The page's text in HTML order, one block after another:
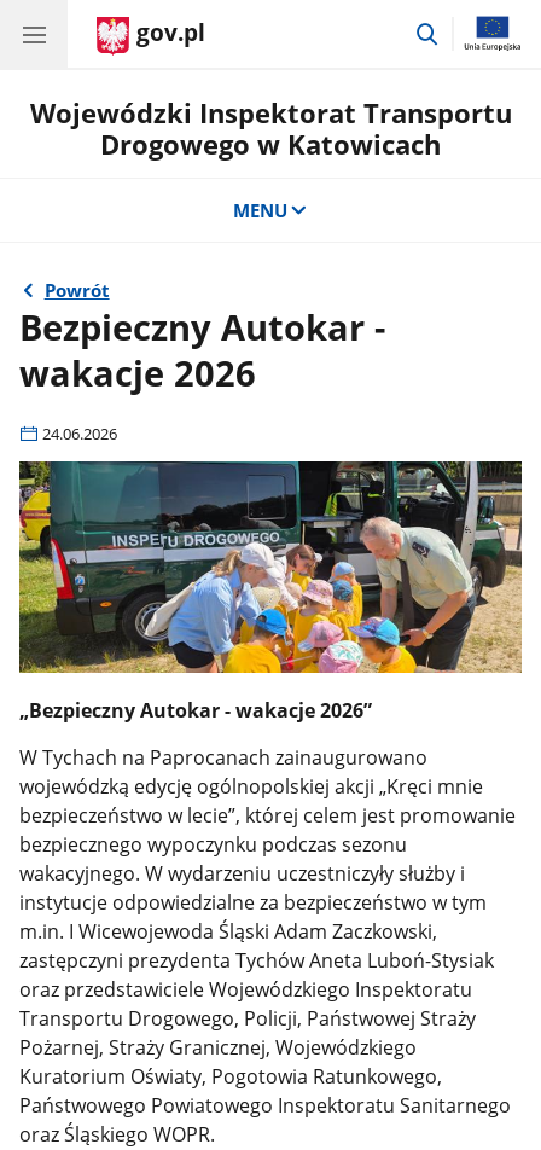
gov.pl
przejdź
Wojewódzki Inspektorat Transportu
Drogowego w Katowicach
MENU
Powrót
Bezpieczny Autokar -
wakacje 2026
24.06.2026
„Bezpieczny Autokar - wakacje 2026”
W Tychach na Paprocanach zainaugurowano
wojewódzką edycję ogólnopolskiej akcji „Kręci mnie
bezpieczeństwo w lecie”, której celem jest promowanie
bezpiecznego wypoczynku podczas sezonu
wakacyjnego. W wydarzeniu uczestniczyły służby i
instytucje odpowiedzialne za bezpieczeństwo w tym
m.in. I Wicewojewoda Śląski Adam Zaczkowski,
zastępczyni prezydenta Tychów Aneta Luboń-Stysiak
oraz przedstawiciele Wojewódzkiego Inspektoratu
Transportu Drogowego, Policji, Państwowej Straży
Pożarnej, Straży Granicznej, Wojewódzkiego
Kuratorium Oświaty, Pogotowia Ratunkowego,
Państwowego Powiatowego Inspektoratu Sanitarnego
oraz Śląskiego WOPR.